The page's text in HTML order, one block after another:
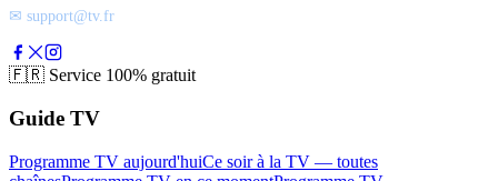
✉ support@tv.fr
🇫🇷 Service 100% gratuit
Guide TV
Programme TV aujourd'huiCe soir à la TV — toutes